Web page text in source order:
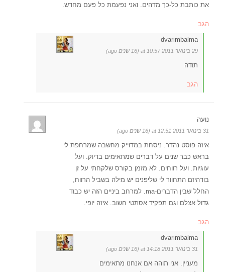
את כותבת כל-כך מדהים. ואני נפעמת כל פעם מחדש.
הגב
dvarimbalma
29 בינואר 2011 at 10:57 (16 שנים ago)
תודה
הגב
נועה
31 בינואר 2011 at 12:51 (16 שנים ago)
איזה פוסט נהדר. ניסחת במדוייק מחשבה שמרחפת לי
בראש כבר שנים על דברים שמתאימים בדיוק. ועל
עוגיות. ועל רווחים. לא מזמן בקורס שלקחתי על זן
בודהיזם התחוור לי שליפנים יש מילה בשביל הרווח,
החלל שבין הדברים-ma. למרחב ביניים הזה יש כבוד
גדול אצלם וגם תפקיד אסתטי חשוב. איזה יופי.
הגב
dvarimbalma
31 בינואר 2011 at 14:18 (16 שנים ago)
מעניין. אני תוהה אם אנחנו מתאימים